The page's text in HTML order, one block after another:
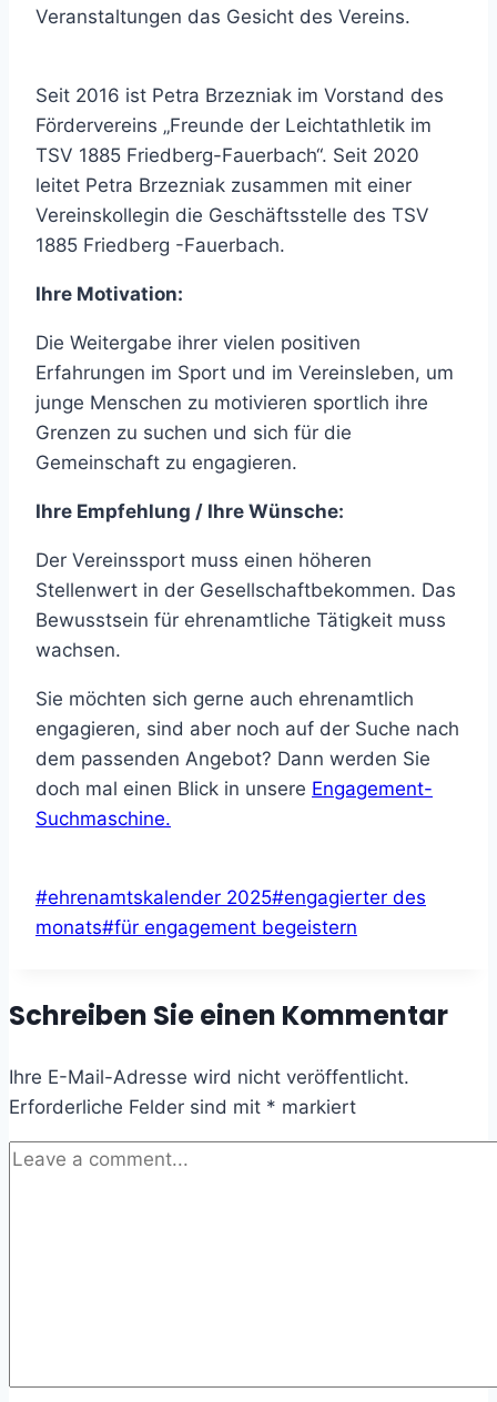
Veranstaltungen das Gesicht des Vereins.
Seit 2016 ist Petra Brzezniak im Vorstand des
Fördervereins „Freunde der Leichtathletik im
TSV 1885 Friedberg-Fauerbach“. Seit 2020
leitet Petra Brzezniak zusammen mit einer
Vereinskollegin die Geschäftsstelle des TSV
1885 Friedberg -Fauerbach.
Ihre Motivation:
Die Weitergabe ihrer vielen positiven
Erfahrungen im Sport und im Vereinsleben, um
junge Menschen zu motivieren sportlich ihre
Grenzen zu suchen und sich für die
Gemeinschaft zu engagieren.
Ihre Empfehlung / Ihre Wünsche:
Der Vereinssport muss einen höheren
Stellenwert in der Gesellschaftbekommen. Das
Bewusstsein für ehrenamtliche Tätigkeit muss
wachsen.
Sie möchten sich gerne auch ehrenamtlich
engagieren, sind aber noch auf der Suche nach
dem passenden Angebot? Dann werden Sie
doch mal einen Blick in unsere Engagement-
Suchmaschine.
Post
Tags:
#ehrenamtskalender 2025#engagierter des
monats#für engagement begeistern
Schreiben Sie einen Kommentar
Ihre E-Mail-Adresse wird nicht veröffentlicht.
Erforderliche Felder sind mit * markiert